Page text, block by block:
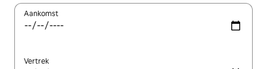
Aankomst
Vertrek